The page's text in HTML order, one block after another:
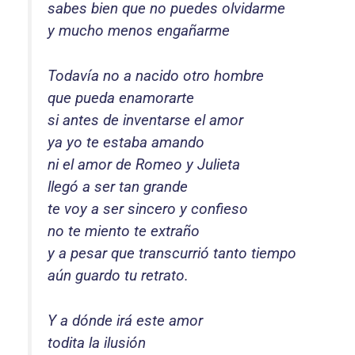
sabes bien que no puedes olvidarme
y mucho menos engañarme
Todavía no a nacido otro hombre
que pueda enamorarte
si antes de inventarse el amor
ya yo te estaba amando
ni el amor de Romeo y Julieta
llegó a ser tan grande
te voy a ser sincero y confieso
no te miento te extraño
y a pesar que transcurrió tanto tiempo
aún guardo tu retrato.
Y a dónde irá este amor
todita la ilusión